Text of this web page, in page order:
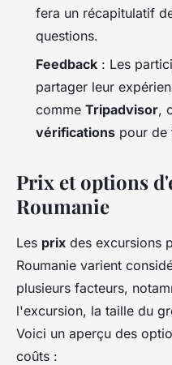
fera un récapitulatif
questions.
Feedback : Les
partager leur
comme Tripadvisor,
vérifications pour de
Prix et options
Roumanie
Les prix des excursions
Roumanie varient
plusieurs facteurs,
l'excursion, la taille du
Voici un aperçu des
coûts :